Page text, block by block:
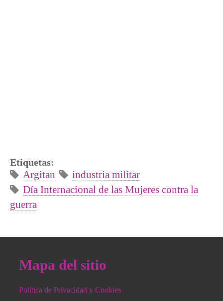
Etiquetas:
Argitan
industria militar
Día Internacional de las Mujeres contra la
guerra
Mapa del sitio
Política de Privacidad y Cookies